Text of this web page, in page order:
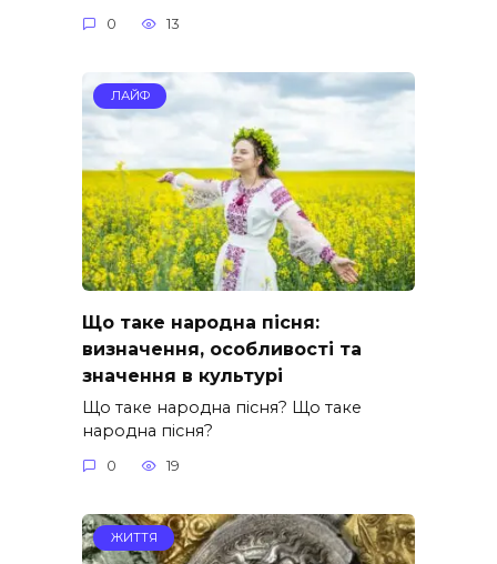
0 13
ЛАЙФ
Що таке народна пісня:
визначення, особливості та
значення в культурі
Що таке народна пісня? Що таке
народна пісня?
0 19
ЖИТТЯ